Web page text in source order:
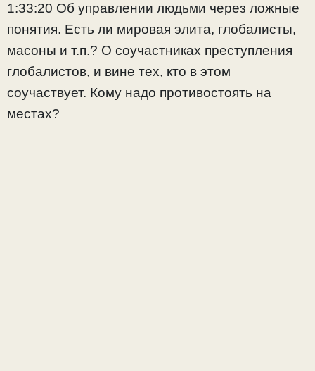
1:33:20 Об управлении людьми через ложные
понятия. Есть ли мировая элита, глобалисты,
масоны и т.п.? О соучастниках преступления
глобалистов, и вине тех, кто в этом
соучаствует. Кому надо противостоять на
местах?